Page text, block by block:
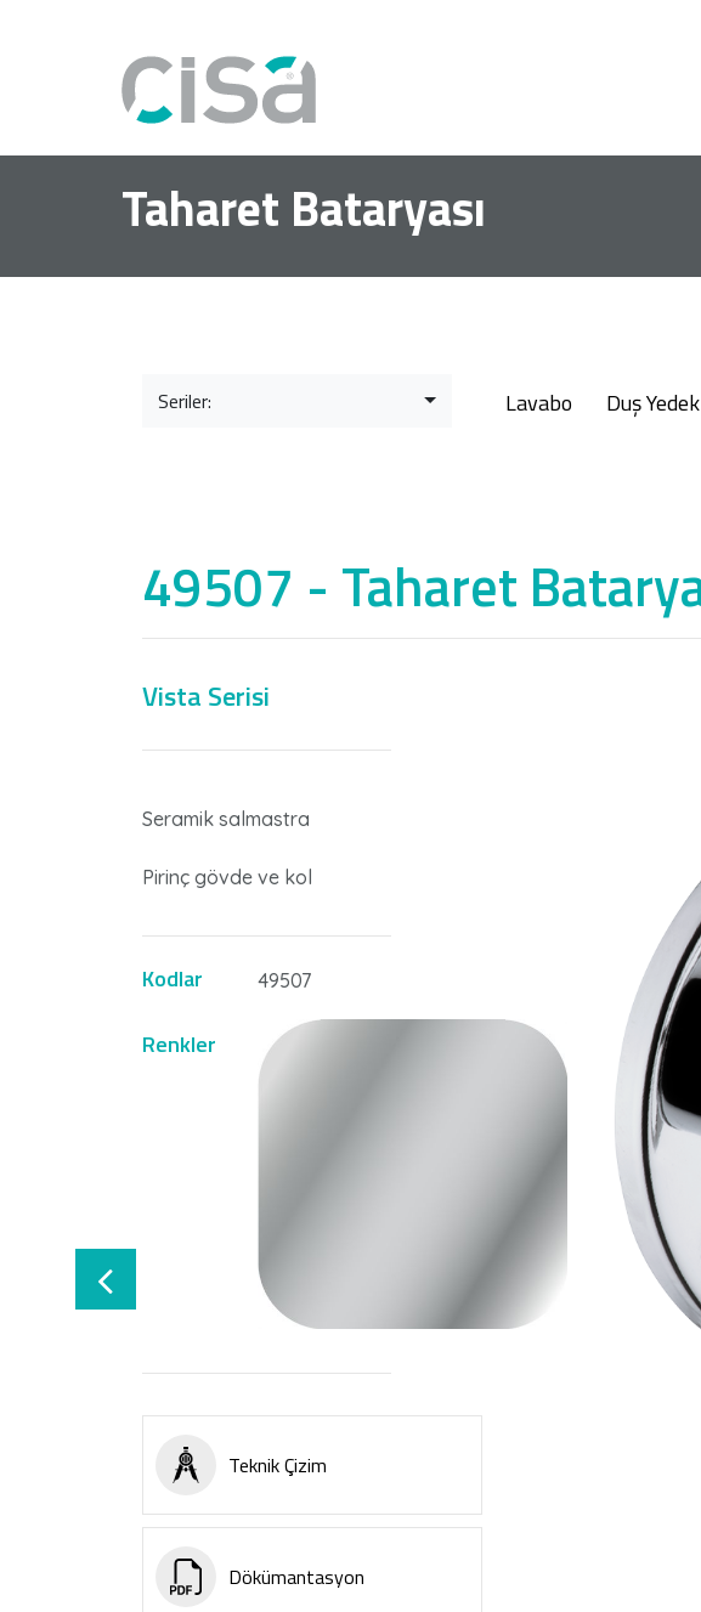
Taharet Bataryası
Seriler: Lavabo Duş
49507 - Taharet
Vista Serisi
Seramik salmastra
Pirinç gövde ve kol
Kodlar 49507
Renkler
Teknik Çizim
Dökümantasyon